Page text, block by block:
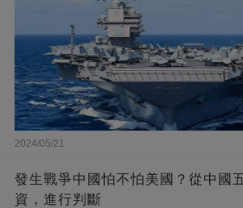
2024/05/21
發生戰爭中國怕不怕美國？從中國
資，進行判斷